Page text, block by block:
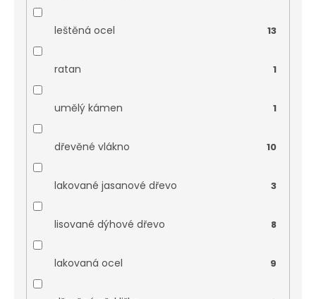
leštěná ocel 13
ratan 1
umělý kámen 1
dřevěné vlákno 10
lakované jasanové dřevo 3
lisované dýhové dřevo 8
lakovaná ocel 9